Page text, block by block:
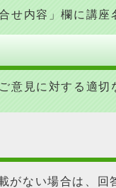
内容」欄に講座
意見に対する適
ない場合は、回